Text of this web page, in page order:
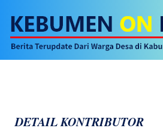
DETAIL KONTRIBUTOR